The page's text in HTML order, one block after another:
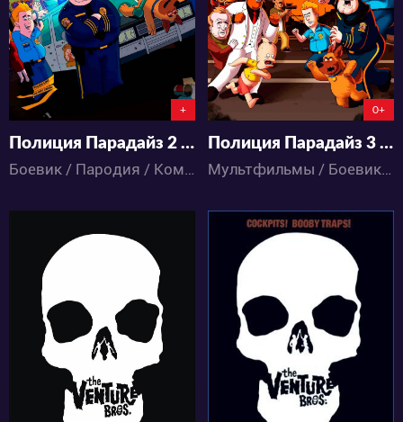
2 6
+
Полиция Парадайз 2 Сезон
Боевик / Пародия / Комедия / Мультфильмы
1 0
0+
Полиция Парадайз 3 Сезон
Мультфильмы / Боевик / Комедия / Пародия
4778
1 0
3368
1 0